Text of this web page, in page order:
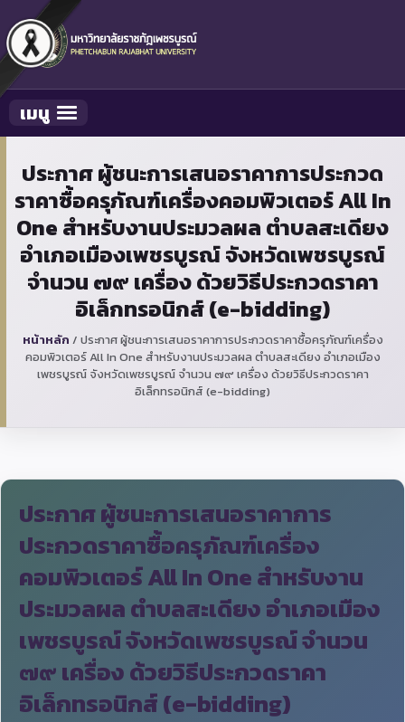
Toggle navigation
เมนู
ประกาศ ผู้ชนะการเสนอราคาการประกวด
ราคาซื้อครุภัณฑ์เครื่องคอมพิวเตอร์ All In
One สำหรับงานประมวลผล ตำบลสะเดียง
อำเภอเมืองเพชรบูรณ์ จังหวัดเพชรบูรณ์
จำนวน ๗๙ เครื่อง ด้วยวิธีประกวดราคา
อิเล็กทรอนิกส์ (e-bidding)
หน้าหลัก / ประกาศ ผู้ชนะการเสนอราคาการประกวดราคาซื้อครุภัณฑ์เครื่อง
คอมพิวเตอร์ All In One สำหรับงานประมวลผล ตำบลสะเดียง อำเภอเมือง
เพชรบูรณ์ จังหวัดเพชรบูรณ์ จำนวน ๗๙ เครื่อง ด้วยวิธีประกวดราคา
อิเล็กทรอนิกส์ (e-bidding)
ประกาศ ผู้ชนะการเสนอราคาการ
ประกวดราคาซื้อครุภัณฑ์เครื่อง
คอมพิวเตอร์ All In One สำหรับงาน
ประมวลผล ตำบลสะเดียง อำเภอเมือง
เพชรบูรณ์ จังหวัดเพชรบูรณ์ จำนวน
๗๙ เครื่อง ด้วยวิธีประกวดราคา
อิเล็กทรอนิกส์ (e-bidding)